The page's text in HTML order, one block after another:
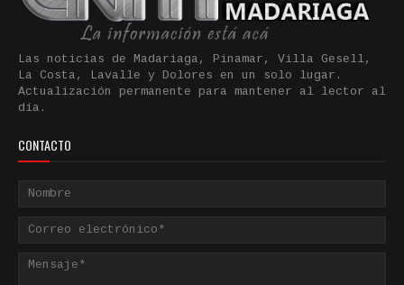
Las noticias de Madariaga, Pinamar, Villa Gesell,
La Costa, Lavalle y Dolores en un solo lugar.
Actualización permanente para mantener al lector al
día.
CONTACTO